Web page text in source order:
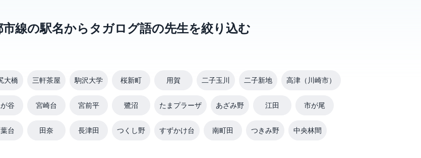
市線の駅名からタガログ語の先生を絞り込む
大橋 三軒茶屋 駒沢大学 桜新町 用賀 二子玉川 二子新地 高津（川崎市）
谷 宮崎台 宮前平 鷺沼 たまプラーザ あざみ野 江田 市が尾
台 田奈 長津田 つくし野 すずかけ台 南町田 つきみ野 中央林間